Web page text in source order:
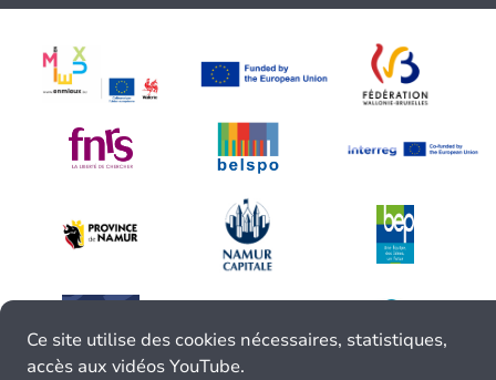
Ce site utilise des cookies nécessaires, statistiques,
accès aux vidéos YouTube.